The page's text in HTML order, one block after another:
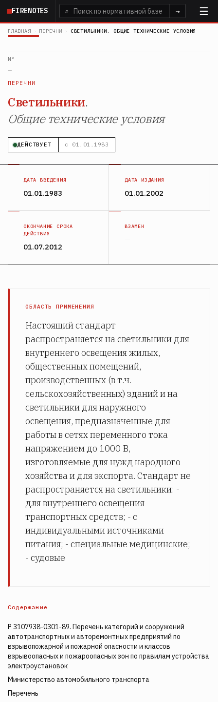
Перейти
основному
FIRENOTES ⌕ →
ГЛАВНАЯ › ПЕРЕЧНИ › СВЕТИЛЬНИКИ. ОБЩИЕ ТЕХНИЧЕСКИЕ УСЛОВИЯ
N°
—
ПЕРЕЧНИ
Светильники.
Общие технические условия
ДЕЙСТВУЕТ с 01.01.1983
ДАТА ВВЕДЕНИЯ
01.01.1983
ДАТА ИЗДАНИЯ
01.01.2002
ОКОНЧАНИЕ СРОКА
ДЕЙСТВИЯ
01.07.2012
ВЗАМЕН
—
ОБЛАСТЬ ПРИМЕНЕНИЯ
Настоящий стандарт
распространяется на светильники для
внутреннего освещения жилых,
общественных помещений,
производственных (в т.ч.
сельскохозяйственных) зданий и на
светильники для наружного
освещения, предназначенные для
работы в сетях переменного тока
напряжением до 1000 В,
изготовляемые для нужд народного
хозяйства и для экспорта. Стандарт не
распространяется на светильники: -
для внутреннего освещения
транспортных средств; - с
индивидуальными источниками
питания; - специальные медицинские;
- судовые
Содержание
Р 3107938-0301-89. Перечень категорий и сооружений
автотранспортных и авторемонтных предприятий по
взрывопожарной и пожарной опасности и классов
взрывоопасных и пожароопасных зон по правилам устройства
электроустановок
Министерство автомобильного транспорта
Перечень